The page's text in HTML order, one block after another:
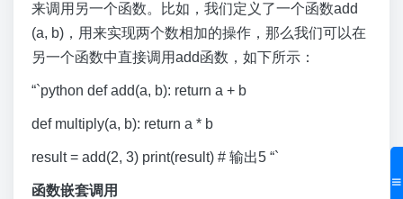
来调用另一个函数。比如，我们定义了一个函数add
(a, b)，用来实现两个数相加的操作，那么我们可以在
另一个函数中直接调用add函数，如下所示：
“`python def add(a, b): return a + b
def multiply(a, b): return a * b
result = add(2, 3) print(result) # 输出5 “`
函数嵌套调用